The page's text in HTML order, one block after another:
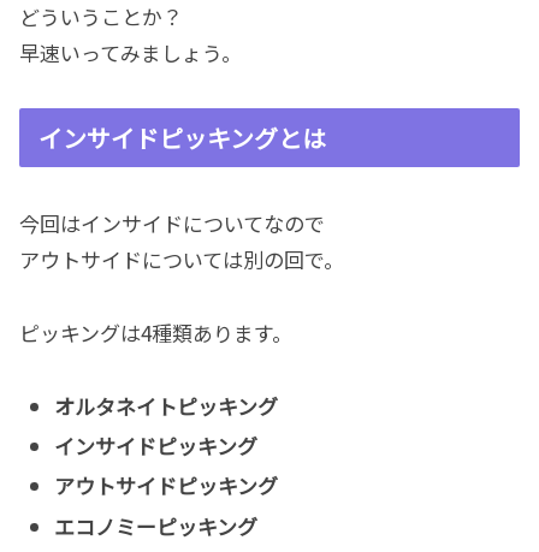
どういうことか？
早速いってみましょう。
インサイドピッキングとは
今回はインサイドについてなので
アウトサイドについては別の回で。
ピッキングは4種類あります。
オルタネイトピッキング
インサイドピッキング
アウトサイドピッキング
エコノミーピッキング